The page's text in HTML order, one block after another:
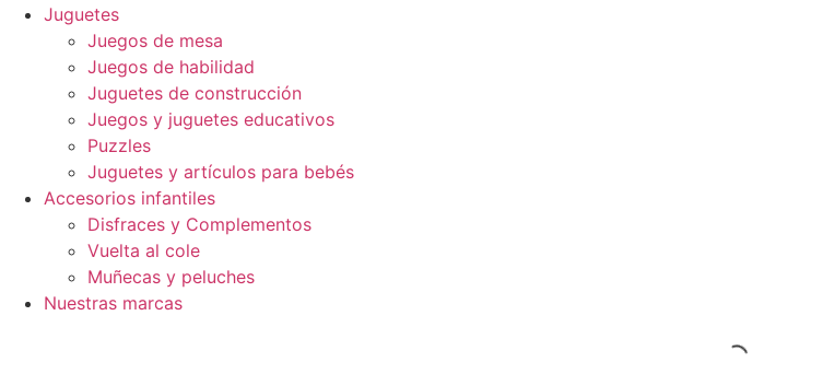
Juguetes
Juegos de mesa
Juegos de habilidad
Juguetes de construcción
Juegos y juguetes educativos
Puzzles
Juguetes y artículos para bebés
Accesorios infantiles
Disfraces y Complementos
Vuelta al cole
Muñecas y peluches
Nuestras marcas